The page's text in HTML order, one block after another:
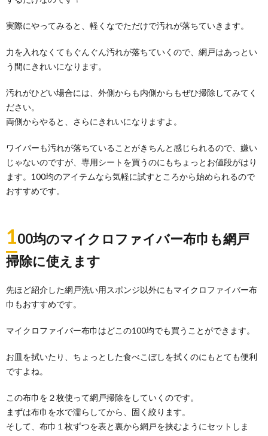
【クローゼット収納術】バッグは立てて上
手に収納しよう
通勤用バッグやトートバッグなどバッグも数が増えて
くると置き場所に困ることもあるでしょう。 収納...
実際にやってみると、軽くなでただけで汚れが落ちていきます。
力を入れなくてもぐんぐん汚れが落ちていくので、網戸はあっとい
う間にきれいになります。
汚れがひどい場合には、外側からも内側からもぜひ掃除してみてく
ださい。
両側からやると、さらにきれいになりますよ。
ワイパーも汚れが落ちていることがきちんと感じられるので、嫌い
じゃないのですが、専用シートを買うのにもちょっとお値段がはり
ます。100均のアイテムなら気軽に試すところから始められるので
おすすめです。
100均のマイクロファイバー布巾も網戸
掃除に使えます
先ほど紹介した網戸洗い用スポンジ以外にもマイクロファイバー布
巾もおすすめです。
マイクロファイバー布巾はどこの100均でも買うことができます。
お皿を拭いたり、ちょっとした食べこぼしを拭くのにもとても便利
ですよね。
この布巾を２枚使って網戸掃除をしていくのです。
まずは布巾を水で濡らしてから、固く絞ります。
そして、布巾１枚ずつを表と裏から網戸を挟むようにセットしま